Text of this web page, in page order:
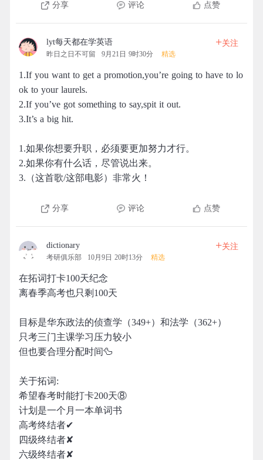
分享 评论 点赞
lyt每天都在学英语
昨日之日不可留 9月21日 9时30分 精选
+关注
1.If you want to get a promotion,you’re going to have to lo
ok to your laurels.
2.If you’ve got something to say,spit it out.
3.It’s a big hit.
1.如果你想要升职，必须要更加努力才行。
2.如果你有什么话，尽管说出来。
3.（这首歌/这部电影）非常火！
分享 评论 点赞
dictionary
考研俱乐部 10月9日 20时13分 精选
+关注
在拓词打卡100天纪念
离春季高考也只剩100天
目标是华东政法的侦查学（349+）和法学（362+）
只考三门主课学习压力较小
但也要合理分配时间🦆
关于拓词:
希望春考时能打卡200天⑧
计划是一个月一本单词书
高考终结者✔
四级终结者✘
六级终结者✘